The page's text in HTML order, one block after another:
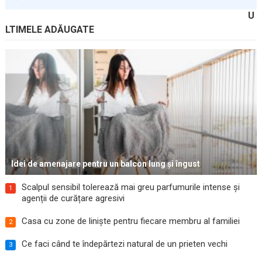
U
LTIMELE ADĂUGATE
Idei de amenajare pentru un balcon lung și îngust
1
Scalpul sensibil tolerează mai greu parfumurile intense și
agenții de curățare agresivi
2 Casa cu zone de liniște pentru fiecare membru al familiei
3 Ce faci când te îndepărtezi natural de un prieten vechi